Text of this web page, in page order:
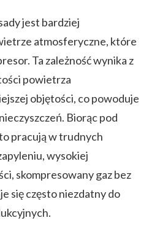
jest bardziej
atmosferyczne, które
Ta zależność wynika z
powietrza
objętości, co powoduje
Biorąc pod
pracują w trudnych
wysokiej
skompresowany gaz bez
się często niezdatny do